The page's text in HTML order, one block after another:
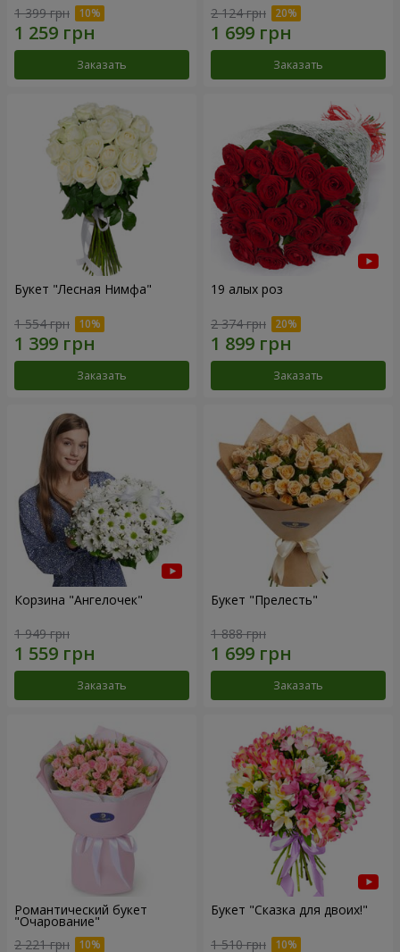
1 399 грн
Заказать
2 124 грн
Заказать
Букет "Лесная Нимфа"
1 554 грн
Заказать
19 алых роз
2 374 грн
Заказать
Корзина "Ангелочек"
1 949 грн
Заказать
Букет "Прелесть"
1 888 грн
Заказать
Романтический букет
"Очарование"
2 221 грн
Букет "Сказка для двоих!"
1 510 грн